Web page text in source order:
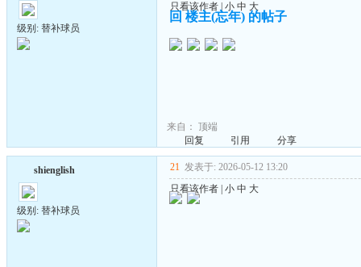
级别: 替补球员
只看该作者| 小 中 大
回 楼主(忘年) 的帖子
来自： 顶端
回复
引用 分享
shienglish
级别: 替补球员
21 发表于: 2026-05-12 13:20
只看该作者 小 中 大